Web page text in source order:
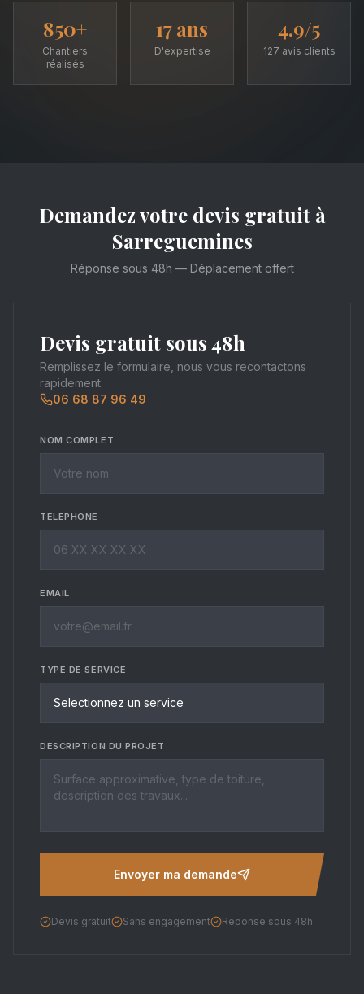
850+
Chantiers
réalisés
17 ans
D'expertise
4.9/5
127 avis clients
Demandez votre devis gratuit à
Sarreguemines
Réponse sous 48h — Déplacement offert
Devis gratuit sous 48h
Remplissez le formulaire, nous vous recontactons
rapidement.
06 68 87 96 49
NOM COMPLET
TELEPHONE
EMAIL
TYPE DE SERVICE
DESCRIPTION DU PROJET
Envoyer ma demande
Devis gratuit Sans engagement Reponse sous 48h